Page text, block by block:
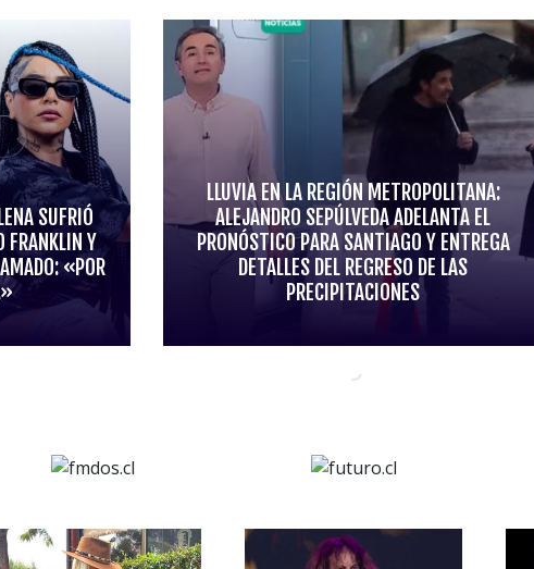
SUFRIÓ
FRANKLIN Y
«POR
LLUVIA EN LA REGIÓN METROPOLITANA:
ALEJANDRO SEPÚLVEDA ADELANTA EL
PRONÓSTICO PARA SANTIAGO Y ENTREGA
DETALLES DEL REGRESO DE LAS
PRECIPITACIONES